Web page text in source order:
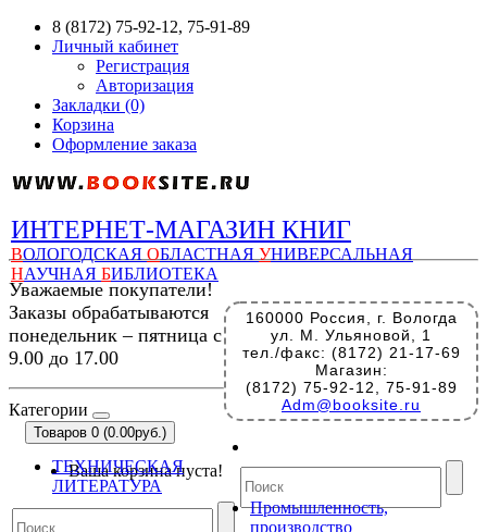
8 (8172) 75-92-12, 75-91-89
Личный кабинет
Регистрация
Авторизация
Закладки (0)
Корзина
Оформление заказа
ИНТЕРНЕТ-МАГАЗИН КНИГ
ВОЛОГОДСКАЯ ОБЛАСТНАЯ УНИВЕРСАЛЬНАЯ
НАУЧНАЯ БИБЛИОТЕКА
160000 Россия, г. Вологда
ул. М. Ульяновой, 1
тел./факс: (8172) 21-17-69
Магазин:
(8172) 75-92-12, 75-91-89
Adm@booksite.ru
Уважаемые покупатели!
Заказы обрабатываются
понедельник – пятница с
9.00 до 17.00
Категории
Товаров 0 (0.00руб.)
Ваша корзина пуста!
ТЕХНИЧЕСКАЯ
ЛИТЕРАТУРА
Промышленность,
производство